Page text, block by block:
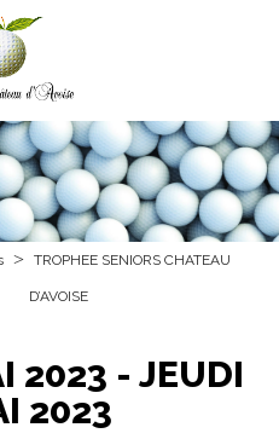
> TROPHEE SENIORS CHATEAU
D’AVOISE
2023 - JEUDI
2023